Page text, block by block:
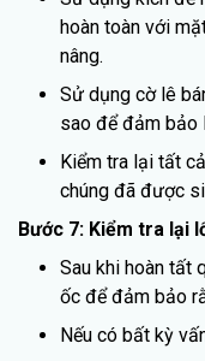
hoàn toàn với
nâng.
Sử dụng cờ lê
sao để đảm bảo
Kiểm tra lại tất
chúng đã được
Bước 7: Kiểm tra lại
Sau khi hoàn tất
ốc để đảm bảo
Nếu có bất kỳ